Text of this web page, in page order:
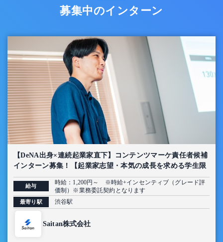
募集中のインターン
【DeNA出身×連続起業家直下】コンテンツマーケ責任者候補
インターン募集！【起業家志望・本気の成長を求める学生限
定】
給与
時給：1,200円～ ※時給+インセンティブ（グレード評
価制）※業務委託契約となります
最寄り駅 渋谷駅
Saitan株式会社